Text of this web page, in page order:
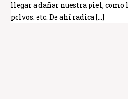
llegar a dañar nuestra piel, como
polvos, etc. De ahí radica […]